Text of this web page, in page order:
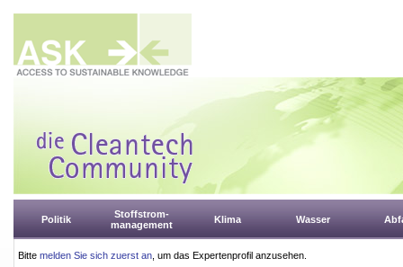
Politik
Stoffstrom-
management
Klima Wasser
Bitte melden Sie sich zuerst an , um das Expertenprofil anzusehen.